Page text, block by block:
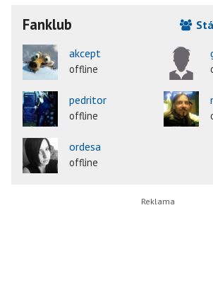
Fanklub
akcept
offline
pedritor
offline
ordesa
offline